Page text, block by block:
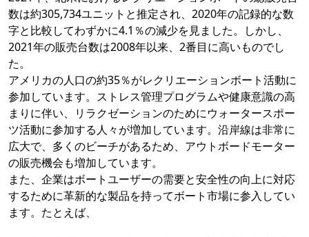
数は約305,734ユニットと推定され、2020年の記録的な数
字と比較してわずかに4.1％の減少を見ました。しかし、
2021年の販売台数は2008年以来、2番目に高いものでし
た。
アメリカの人口の約35％がレクリエーションボート活動に
参加しています。ストレス管理プログラムや健康意識の高
まりに伴い、リラクゼーションのためにウォータースポー
ツ活動に参加する人々が増加しています。沿岸線は非常に
広大で、多くのビーチがあるため、アウトボードモーター
の販売機会も増加しています。
また、企業はボートユーザーの需要と安全性の向上に対応
するために革新的な製品を持ってボート市場に参入してい
ます。たとえば、